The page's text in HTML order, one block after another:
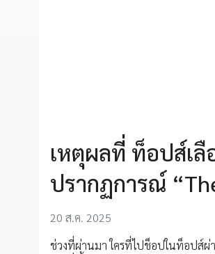
เหตุผลที่ ท็อปส์เลื
ปรากฏการณ์
20 ส.ค. 2025
ช่วงที่ผ่านมา ใครที่ไปช็อปในท็อปส์ผ่